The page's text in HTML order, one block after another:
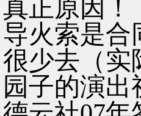
真正原因！
导火索是合
很少去（实
园子的演出